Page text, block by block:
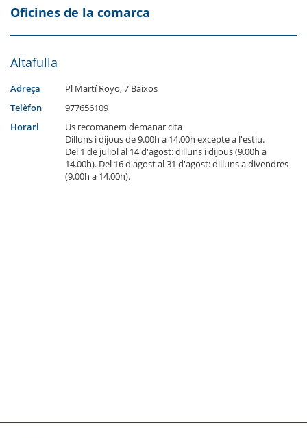
Oficines de la comarca
Altafulla
Adreça
Pl Martí Royo, 7 Baixos
Telèfon
977656109
Horari
Us recomanem demanar cita
Dilluns i dijous de 9.00h a 14.00h excepte a l'estiu.
Del 1 de juliol al 14 d'agost: dilluns i dijous (9.00h a
14.00h). Del 16 d'agost al 31 d'agost: dilluns a divendres
(9.00h a 14.00h).